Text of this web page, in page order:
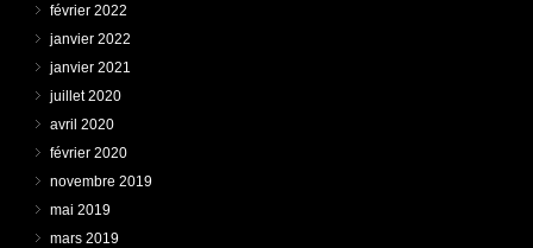
février 2022
janvier 2022
janvier 2021
juillet 2020
avril 2020
février 2020
novembre 2019
mai 2019
mars 2019